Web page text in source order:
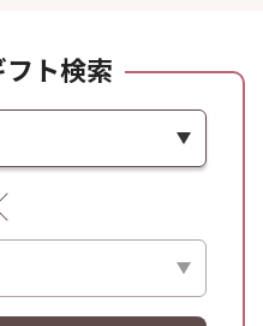
ト検索